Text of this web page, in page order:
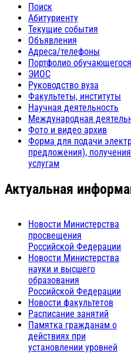
Поиск
Абитуриенту
Текущие события
Объявления
Адреса/телефоны
Портфолио обучающегося
ЭИОС
Руководство вуза
Факультеты, институты
Научная деятельность
Международная
Фото и видео архив
Форма для подачи
предложения),
услугам
Актуальная
Новости Министерства
просвещения
Российской Федерации
Новости Министерства
науки и высшего
образования
Российской Федерации
Новости факультетов
Расписание занятий
Памятка гражданам о
действиях при
установлении уровней